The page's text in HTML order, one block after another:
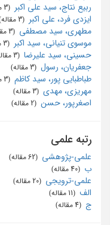
ربیع نتاج، سید علی اکبر
ایزدی فرد، علی اکبر
مطهری، سید مصطفی
موسوی تنیانی، سید اکبر
حسینی، سید علیرضا
جعفریان، رسول
طباطبایی پور، سید کاظم
مهریزی، مهدی
اصغرپور، حسن
رتبه علمی
علمی-پژوهشی
ب
علمی-ترویجی
الف
ج